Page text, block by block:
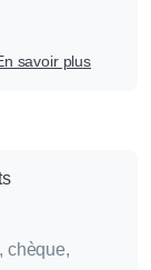
savoir plus
chèque,